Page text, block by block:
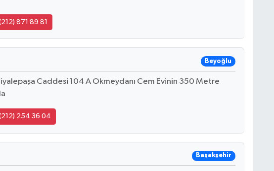
871 89 81
Beyoğlu
Caddesi 104 A Okmeydanı Cem Evinin 350 Metre
254 36 04
Başakşehir